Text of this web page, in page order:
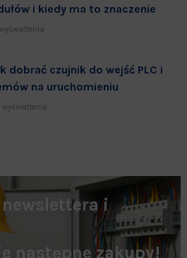
i kiedy ma to znaczenie
wyświetlenia
dobrać czujnik do wejść PLC i
na uruchomieniu
wyświetlenia
i
następne zakupy!